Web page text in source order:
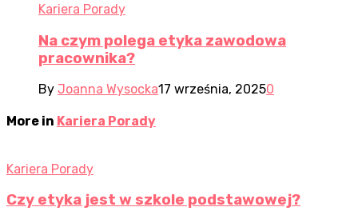
Kariera Porady
Na czym polega etyka zawodowa
pracownika?
By Joanna Wysocka17 września, 20250
More in Kariera Porady
Kariera Porady
Czy etyka jest w szkole podstawowej?